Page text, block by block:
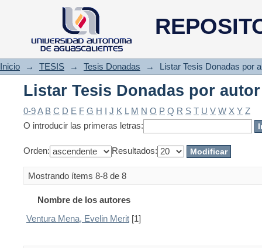
Listar Tesis Donadas por autor
Inicio → TESIS → Tesis Donadas → Listar Tesis Donadas por
Listar Tesis Donadas por autor
0-9A B C D E F G H I J K L M N O P Q R S T U V W X Y Z
O introducir las primeras letras:
Orden: Resultados:
Mostrando ítems 8-8 de 8
Nombre de los autores
Ventura Mena, Evelin Merit [1]